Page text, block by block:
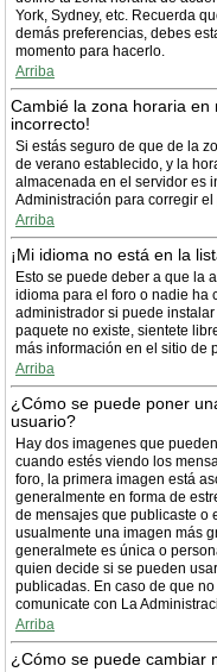
York, Sydney, etc. Recuerda
demás preferencias, debes
momento para hacerlo.
Arriba
Cambié la zona horaria en
incorrecto!
Si estás seguro de que de la
de verano establecido, y la
almacenada en el servidor es
Administración para corregir
Arriba
¡Mi idioma no está en la
Esto se puede deber a que la
idioma para el foro o nadie ha
administrador si puede
paquete no existe, sientete
más información en el sitio de
Arriba
¿Cómo se puede poner
usuario?
Hay dos imagenes que
cuando estés viendo los
foro, la primera imagen está
generalmente en forma de
de mensajes que publicaste o
usualmente una imagen más
generalmete es única o
quien decide si se pueden
publicadas. En caso de que
comunicate con La
Arriba
¿Cómo se puede cambiar